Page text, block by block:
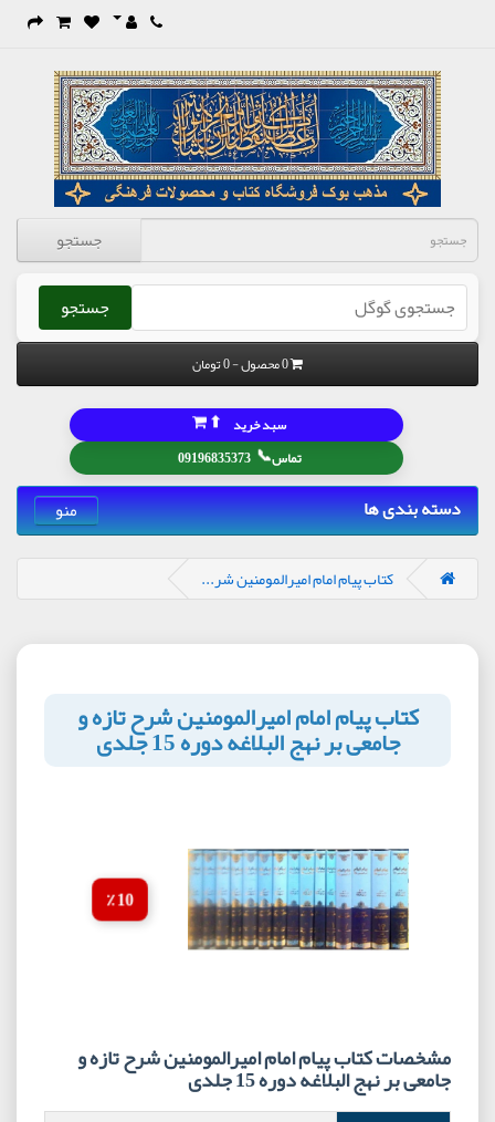
جستجو
جستجو
0 محصول - 0 تومان
تماس📞
09196835373
سبد خرید ⬆
دسته بندی ها منو
کتاب پیام امام امیرالمومنین شر...
کتاب پیام امام امیرالمومنین شرح تازه و
جامعی بر نهج البلاغه دوره 15 جلدی
10 ٪
مشخصات کتاب پیام امام امیرالمومنین شرح تازه و
جامعی بر نهج البلاغه دوره 15 جلدی